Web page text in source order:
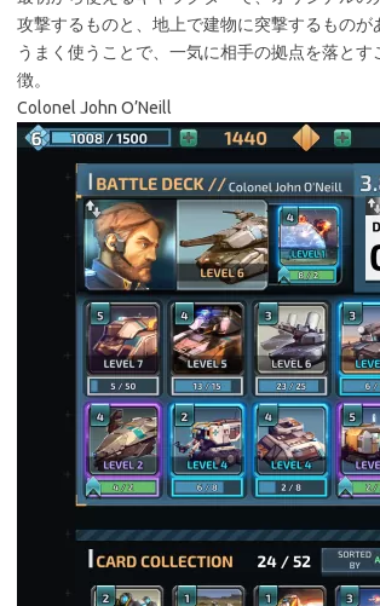
攻撃するものと、地上で建物に突撃するものが
うまく使うことで、一気に相手の拠点を落とす
徴。
Colonel John O’Neill